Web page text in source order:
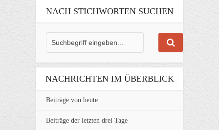
NACH STICHWORTEN SUCHEN
NACHRICHTEN IM ÜBERBLICK
Beiträge von heute
Beiträge der letzten drei Tage